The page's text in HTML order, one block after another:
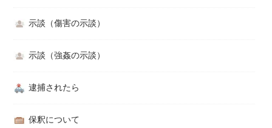
示談（傷害の示談）
示談（強姦の示談）
逮捕されたら
保釈について